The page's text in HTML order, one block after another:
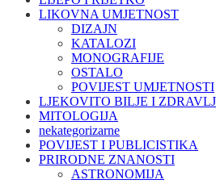
LIKOVNA UMJETNOST
DIZAJN
KATALOZI
MONOGRAFIJE
OSTALO
POVIJEST UMJETNOSTI
LJEKOVITO BILJE I
MITOLOGIJA
nekategorizarne
POVIJEST I PUBLICISTIKA
PRIRODNE ZNANOSTI
ASTRONOMIJA